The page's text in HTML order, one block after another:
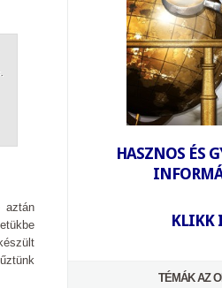
aztán
HASZNOS ÉS
KLIKK
TÉMÁK AZ